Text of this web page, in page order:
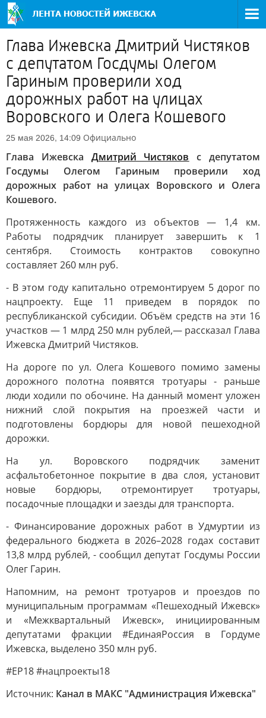
Глава Ижевска Дмитрий Чистяков
с депутатом Госдумы Олегом
Гариным проверили ход
дорожных работ на улицах
Воровского и Олега Кошевого
25 мая 2026, 14:09 Официально
Глава Ижевска Дмитрий Чистяков с депутатом
Госдумы Олегом Гариным проверили ход
дорожных работ на улицах Воровского и Олега
Кошевого.
Протяженность каждого из объектов — 1,4 км.
Работы подрядчик планирует завершить к 1
сентября. Стоимость контрактов совокупно
составляет 260 млн руб.
- В этом году капитально отремонтируем 5 дорог по
нацпроекту. Еще 11 приведем в порядок по
республиканской субсидии. Объём средств на эти 16
участков — 1 млрд 250 млн рублей,— рассказал Глава
Ижевска Дмитрий Чистяков.
На дороге по ул. Олега Кошевого помимо замены
дорожного полотна появятся тротуары - раньше
люди ходили по обочине. На данный момент уложен
нижний слой покрытия на проезжей части и
подготовлены бордюры для новой пешеходной
дорожки.
На ул. Воровского подрядчик заменит
асфальтобетонное покрытие в два слоя, установит
новые бордюры, отремонтирует тротуары,
посадочные площадки и заезды для транспорта.
- Финансирование дорожных работ в Удмуртии из
федерального бюджета в 2026–2028 годах составит
13,8 млрд рублей, - сообщил депутат Госдумы России
Олег Гарин.
Напомним, на ремонт тротуаров и проездов по
муниципальным программам «Пешеходный Ижевск»
и «Межквартальный Ижевск», инициированным
депутатами фракции #ЕдинаяРоссия в Гордуме
Ижевска, выделено 350 млн руб.
#ЕР18 #нацпроекты18
Источник: Канал в МАКС "Администрация Ижевска"